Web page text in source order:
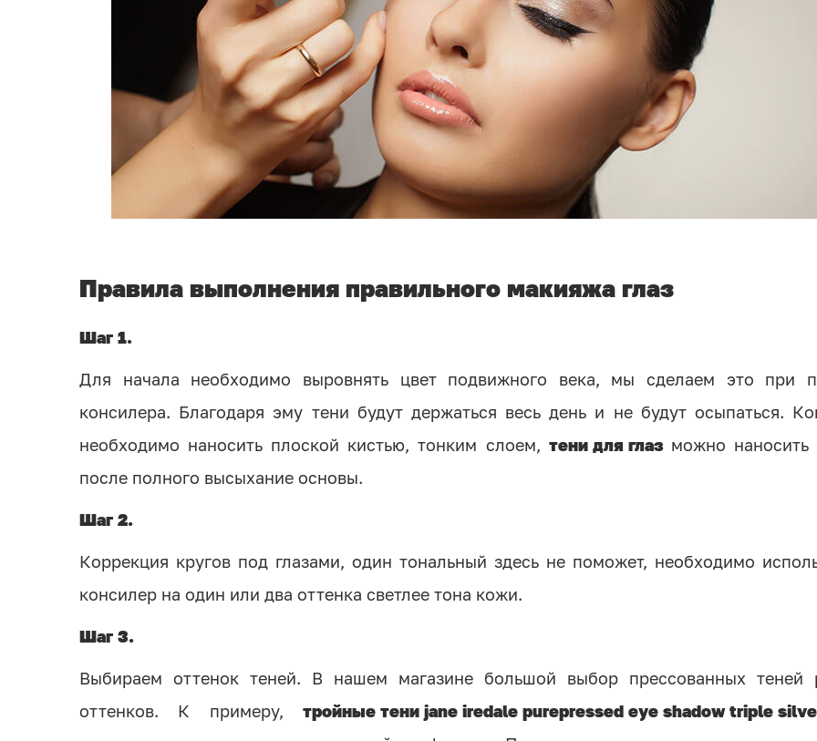
Правила выполнения правильного макияжа глаз
Шаг 1.
Для начала необходимо выровнять цвет подвижного века, мы сделаем это при
консилера. Благодаря эму тени будут держаться весь день и не будут осыпаться.
необходимо наносить плоской кистью, тонким слоем, тени для глазможно наносить
после полного высыхание основы.
Шаг 2.
Коррекция кругов под глазами, один тональный здесь не поможет, необходимо
консилер на один или два оттенка светлее тона кожи.
Шаг 3.
Выбираем оттенок теней. В нашем магазине большой выбор прессованных теней
оттенков. К примеру, тройные тени jane iredale purepressed eye shadow triple